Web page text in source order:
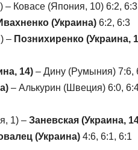
– Ковасе (Япония, 10) 6:2, 6:3
(Украина) 6:2, 6:3
– Познихиренко (Украина,
14) – Дину (Румыния) 7:6,
– Алькурин (Швеция) 6:0,
1) – Заневская (Украина,
(Украина) 4:6, 6:1, 6:1